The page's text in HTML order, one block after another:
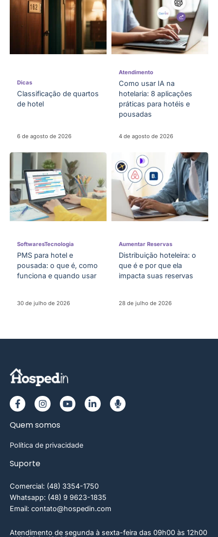
Dicas
Classificação de quartos
de hotel
6 de agosto de 2026
Atendimento
Como usar IA na
hotelaria: 8 aplicações
práticas para hotéis e
pousadas
4 de agosto de 2026
SoftwaresTecnologia
PMS para hotel e
pousada: o que é, como
funciona e quando usar
30 de julho de 2026
Aumentar Reservas
Distribuição hoteleira: o
que é e por que ela
impacta suas reservas
28 de julho de 2026
Quem somos
Política de privacidade
Suporte
Comercial: (48) 3354-1750
Whatsapp: (48) 9 9623-1835
Email: contato@hospedin.com
Atendimento de segunda à sexta-feira das 09h00 às 12h00